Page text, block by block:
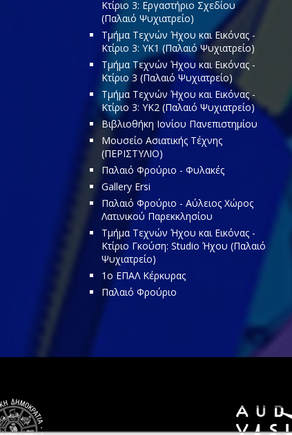
Κτίριο 3: Εργαστήριο Σχεδίου
(Παλαιό Ψυχιατρείο)
Τμήμα Τεχνών Ήχου και Εικόνας -
Κτίριο 3: ΥΚ1 (Παλαιό Ψυχιατρείο)
Τμήμα Τεχνών Ήχου και Εικόνας -
Κτίριο 3 (Παλαιό Ψυχιατρείο)
Τμήμα Τεχνών Ήχου και Εικόνας -
Κτίριο 3: ΥΚ2 (Παλαιό Ψυχιατρείο)
Βιβλιοθήκη Ιονίου Πανεπιστημίου
Μουσείο Ασιατικής Τέχνης
(ΠΕΡΙΣΤΥΛΙΟ)
Παλαιό Φρούριο - Φυλακές
Gallery Ersi
Παλαιό Φρούριο - Αύλειος Χώρος
Λατινικού Παρεκκλησίου
Τμήμα Τεχνών Ήχου και Εικόνας -
Κτίριο Γκούση: Studio Ήχου (Παλαιό
Ψυχιατρείο)
1o ΕΠΑΛ Κέρκυρας
Παλαιό Φρούριο